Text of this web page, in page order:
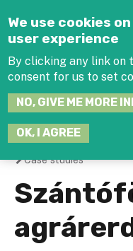
We use cookies
user experience
By clicking any link on
consent for us to set
NO, GIVE ME MORE
OK, I AGREE
You
are
here
Case studies